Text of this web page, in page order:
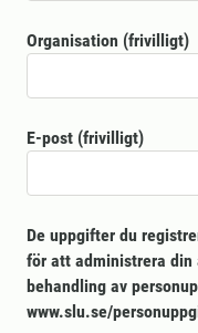
Organisation (frivilligt)
E-post (frivilligt)
De uppgifter du
för att administrera din
behandling av
www.slu.se/